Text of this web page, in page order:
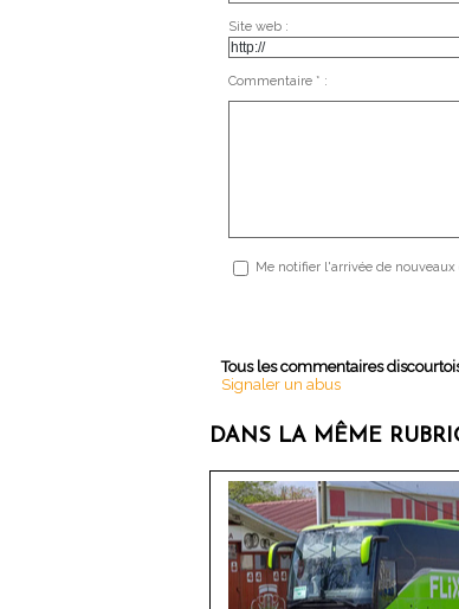
Site web :
Commentaire * :
Me notifier l'arrivée de
Tous les commentaires
Signaler un abus
DANS LA MÊME